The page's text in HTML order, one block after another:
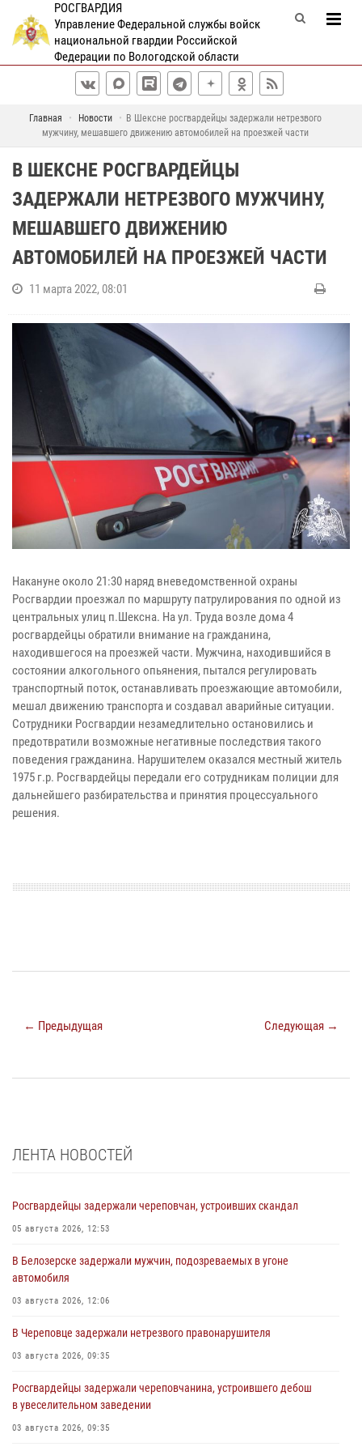
РОСГВАРДИЯ
Управление Федеральной службы войск
национальной гвардии Российской
Федерации по Вологодской области
Главная Новости
В Шексне росгвардейцы задержали нетрезвого
мужчину, мешавшего движению автомобилей на проезжей части
В ШЕКСНЕ РОСГВАРДЕЙЦЫ
ЗАДЕРЖАЛИ НЕТРЕЗВОГО МУЖЧИНУ,
МЕШАВШЕГО ДВИЖЕНИЮ
АВТОМОБИЛЕЙ НА ПРОЕЗЖЕЙ ЧАСТИ
11 марта 2022, 08:01
Накануне около 21:30 наряд вневедомственной охраны
Росгвардии проезжал по маршруту патрулирования по одной из
центральных улиц п.Шексна. На ул. Труда возле дома 4
росгвардейцы обратили внимание на гражданина,
находившегося на проезжей части. Мужчина, находившийся в
состоянии алкогольного опьянения, пытался регулировать
транспортный поток, останавливать проезжающие автомобили,
мешал движению транспорта и создавал аварийные ситуации.
Сотрудники Росгвардии незамедлительно остановились и
предотвратили возможные негативные последствия такого
поведения гражданина. Нарушителем оказался местный житель
1975 г.р. Росгвардейцы передали его сотрудникам полиции для
дальнейшего разбирательства и принятия процессуального
решения.
← Предыдущая Следующая →
ЛЕНТА НОВОСТЕЙ
Росгвардейцы задержали череповчан, устроивших скандал
05 августа 2026, 12:53
В Белозерске задержали мужчин, подозреваемых в угоне
автомобиля
03 августа 2026, 12:06
В Череповце задержали нетрезвого правонарушителя
03 августа 2026, 09:35
Росгвардейцы задержали череповчанина, устроившего дебош
в увеселительном заведении
03 августа 2026, 09:35